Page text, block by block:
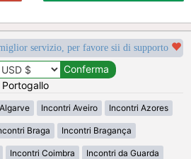
servizio, per favore sii di supporto
Incontri Aveiro Incontri Azores
Braga Incontri Bragança
Incontri Coimbra Incontri da Guarda